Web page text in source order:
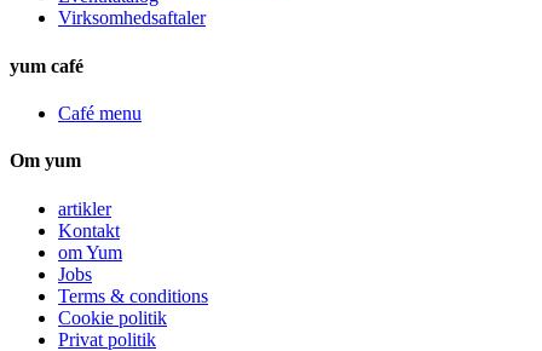
Virksomhedsaftaler
yum café
Café menu
Om yum
artikler
Kontakt
om Yum
Jobs
Terms & conditions
Cookie politik
Privat politik